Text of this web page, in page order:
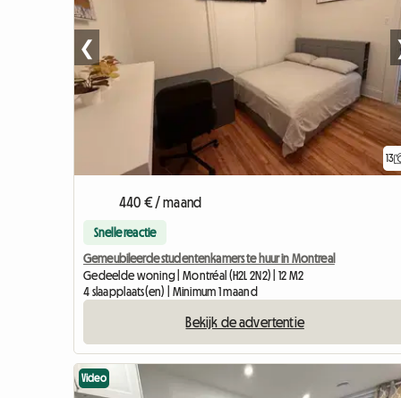
13
❮
440 € / maand
Snelle reactie
Gemeubileerde studentenkamers te huur in Montreal
Gedeelde woning | Montréal (H2L 2N2) | 12 M2
4 slaapplaats(en) | Minimum 1 maand
Bekijk de advertentie
Video